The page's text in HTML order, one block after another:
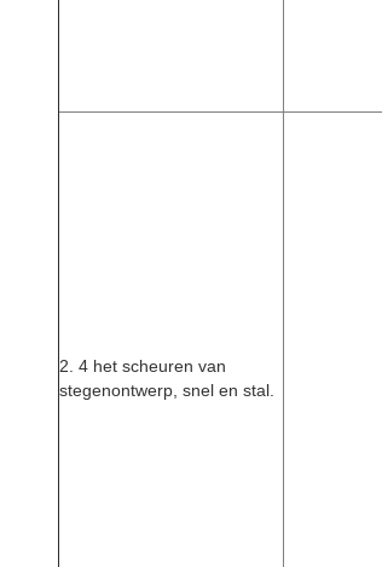
2. 4 het scheuren van
stegenontwerp, snel en stal.